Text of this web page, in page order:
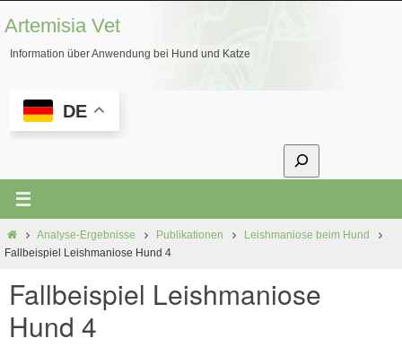
Inhalt
springen
Artemisia Vet
Information über Anwendung bei Hund und Katze
DE
StartAnalyse-Ergebnisse Publikationen
Leishmaniose beim Hund
Fallbeispiel Leishmaniose Hund 4
Fallbeispiel Leishmaniose
Hund 4